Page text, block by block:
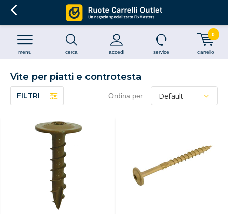
cerca accedi
menu service carrello
0
Vite per piatti e controtesta
FILTRI Ordina per: